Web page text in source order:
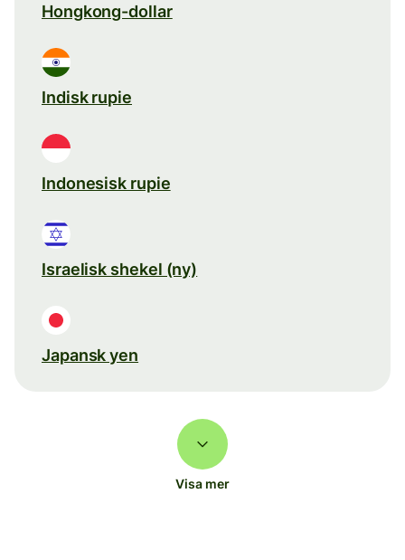
Hongkong-dollar
Indisk rupie
Indonesisk rupie
Israelisk shekel (ny)
Japansk yen
Visa mer